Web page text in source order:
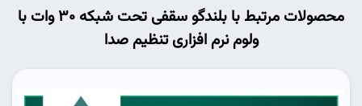
محصولات مرتبط با بلندگو سقفی تحت شبکه 30 وات با
ولوم نرم افزاری تنظیم صدا